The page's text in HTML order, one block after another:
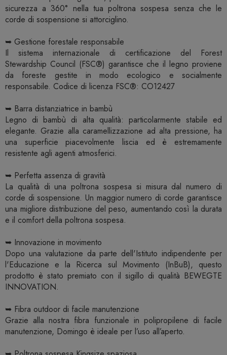
sicurezza a 360° nella tua poltrona sospesa senza che le
corde di sospensione si attorciglino.
➥ Gestione forestale responsabile
Il sistema internazionale di certificazione del Forest
Stewardship Council (FSC®) garantisce che il legno proviene
da foreste gestite in modo ecologico e socialmente
responsabile. Codice di licenza FSC®: CO12427
➥ Barra distanziatrice in bambù
Legno di bambù di alta qualità: particolarmente stabile ed
elegante. Grazie alla caramellizzazione ad alta pressione, ha
una superficie piacevolmente liscia ed è estremamente
resistente agli agenti atmosferici.
➥ Perfetta assenza di gravità
La qualità di una poltrona sospesa si misura dal numero di
corde di sospensione. Un maggior numero di corde garantisce
una migliore distribuzione del peso, aumentando così la durata
e il comfort della poltrona sospesa.
➥ Innovazione in movimento
Dopo una valutazione da parte dell'Istituto indipendente per
l'Educazione e la Ricerca sul Movimento (InBuB), questo
prodotto è stato premiato con il sigillo di qualità BEWEGTE
INNOVATION.
➥ Fibra outdoor di facile manutenzione
Grazie alla nostra fibra funzionale in polipropilene di facile
manutenzione, Domingo è ideale per l’uso all’aperto.